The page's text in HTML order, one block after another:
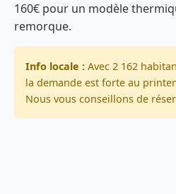
160€ pour un modèle
remorque.
Info locale : Avec 2 162
la demande est forte au
Nous vous conseillons de